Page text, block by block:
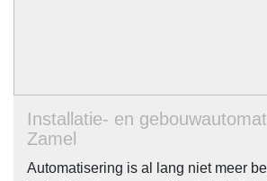
Installatie- en
Zamel
Automatisering is al lang niet meer